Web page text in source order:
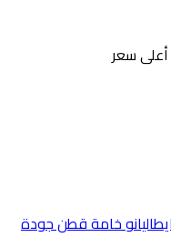
أعلى سعر
خامة قطن جودة